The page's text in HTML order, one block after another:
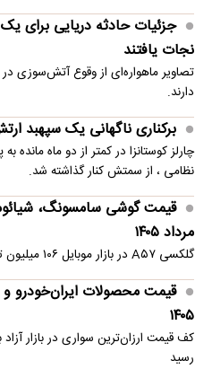
جزئیات حادثه دریایی برای
نجات یافتند
تصاویر ماهو‌اره‌ای از وقوع آتش‌سوزی
دارند.
برکناری ناگهانی یک سپهبد
چارلز کوستانزا در کمتر از دو ماه مانده
نظامی ، از سمتش کنار گذاشته شد.
مرداد ۱۴۰۵
گلکسی A۵۷ در بازار موبایل ۱۰۶ میلیون تومان قیمت خورده است
۱۴۰۵
رسید